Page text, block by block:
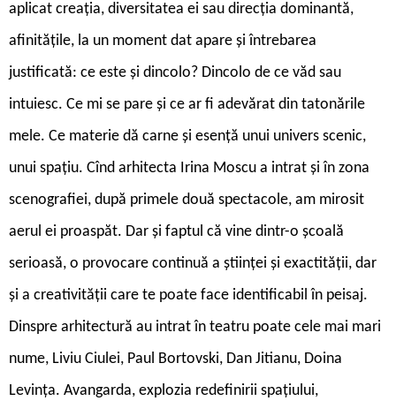
aplicat creația, diversitatea ei sau direcția dominantă,
afinitățile, la un moment dat apare și întrebarea
justificată: ce este și dincolo? Dincolo de ce văd sau
intuiesc. Ce mi se pare și ce ar fi adevărat din tatonările
mele. Ce materie dă carne și esență unui univers scenic,
unui spațiu. Cînd arhitecta Irina Moscu a intrat și în zona
scenografiei, după primele două spectacole, am mirosit
aerul ei proaspăt. Dar și faptul că vine dintr-o școală
serioasă, o provocare continuă a științei și exactității, dar
și a creativității care te poate face identificabil în peisaj.
Dinspre arhitectură au intrat în teatru poate cele mai mari
nume, Liviu Ciulei, Paul Bortovski, Dan Jitianu, Doina
Levința. Avangarda, explozia redefinirii spațiului,